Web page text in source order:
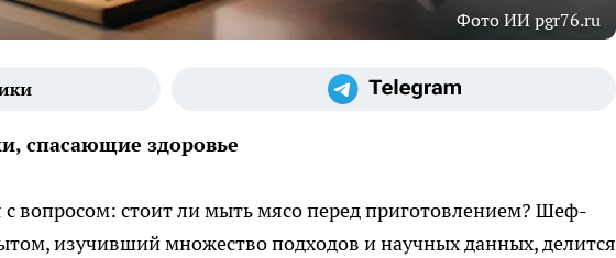
Фото ИИ pgr76.ru
спасающие здоровье
вопросом: стоит ли мыть мясо перед приготовлением? Шеф-
изучивший множество подходов и научных данных, делится